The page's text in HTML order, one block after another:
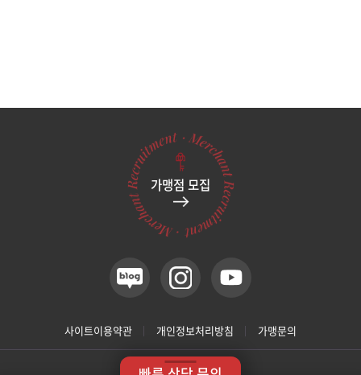
가맹점 모집
사이트이용약관 개인정보처리방침 가맹문의
사업자정보